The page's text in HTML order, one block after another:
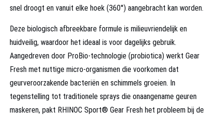
snel droogt en vanuit elke hoek (360°) aangebracht kan worden.
Deze biologisch afbreekbare formule is milieuvriendelijk en
huidveilig, waardoor het ideaal is voor dagelijks gebruik.
Aangedreven door ProBio-technologie (probiotica) werkt Gear
Fresh met nuttige micro-organismen die voorkomen dat
geurveroorzakende bacteriën en schimmels groeien. In
tegenstelling tot traditionele sprays die onaangename geuren
maskeren, pakt RHINOC Sport® Gear Fresh het probleem bij de